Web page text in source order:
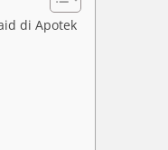
di Apotek